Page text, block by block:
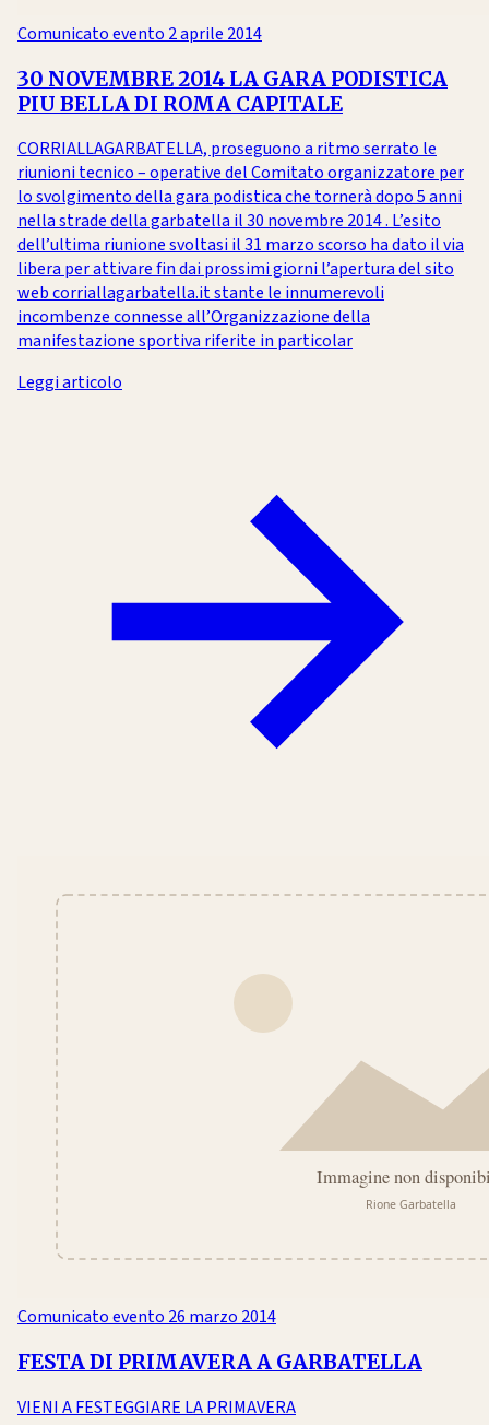
Comunicato evento 2 aprile 2014
30 NOVEMBRE 2014 LA GARA PODISTICA
PIU BELLA DI ROMA CAPITALE
CORRIALLAGARBATELLA, proseguono a ritmo serrato le
riunioni tecnico – operative del Comitato organizzatore per
lo svolgimento della gara podistica che tornerà dopo 5 anni
nella strade della garbatella il 30 novembre 2014 . L’esito
dell’ultima riunione svoltasi il 31 marzo scorso ha dato il via
libera per attivare fin dai prossimi giorni l’apertura del sito
web corriallagarbatella.it stante le innumerevoli
incombenze connesse all’Organizzazione della
manifestazione sportiva riferite in particolar
Leggi articolo
Comunicato evento26 marzo 2014
FESTA DI PRIMAVERA A GARBATELLA
VIENI A FESTEGGIARE LA PRIMAVERA